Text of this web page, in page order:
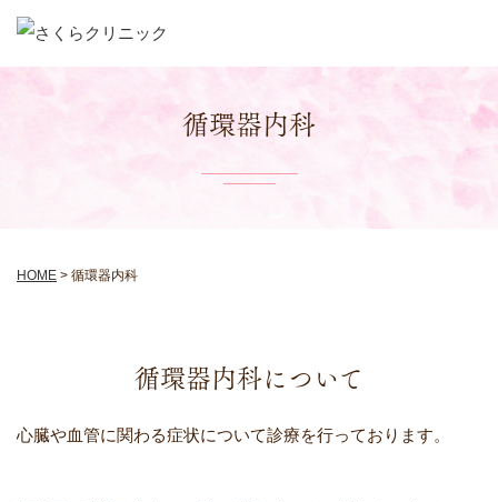
循環器内科
HOME > 循環器内科
循環器内科について
心臓や血管に関わる症状について診療を行っております。